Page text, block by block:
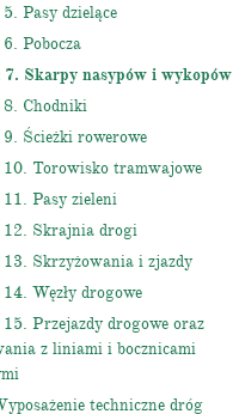
5. Pasy dzielące
6. Pobocza
7. Skarpy nasypów i wykopów
8. Chodniki
9. Ścieżki rowerowe
10. Torowisko tramwajowe
11. Pasy zieleni
12. Skrajnia drogi
13. Skrzyżowania i zjazdy
14. Węzły drogowe
15. Przejazdy drogowe oraz
z liniami i bocznicami
techniczne dróg